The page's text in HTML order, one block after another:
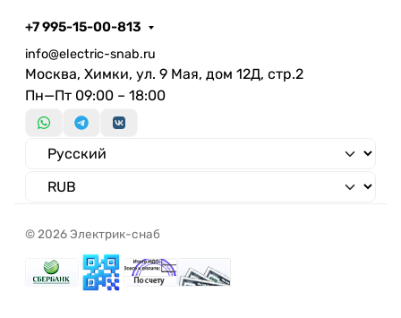
+7 995-15-00-813
info@electric-snab.ru
Москва, Химки, ул. 9 Мая, дом 12Д, стр.2
Пн—Пт 09:00 – 18:00
© 2026 Электрик-снаб